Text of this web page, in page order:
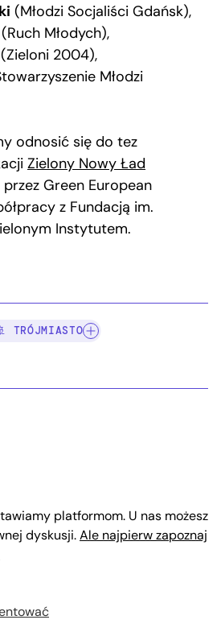
(Młodzi Socjaliści Gdańsk),
(Ruch Młodych),
(Zieloni 2004),
Młodzi
odnosić się do tez
Zielony Nowy Ład
Green European
z Fundacją im.
Instytutem.
TRÓJMIASTO
platformom. U nas możesz
dyskusji.Ale najpierw zapoznaj